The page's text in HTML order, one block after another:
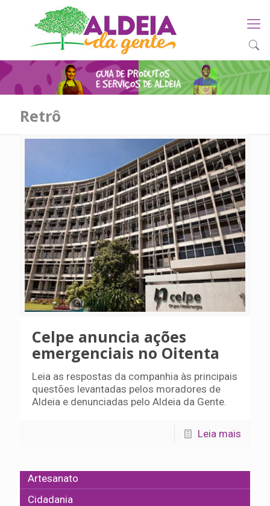
Retrô
Celpe anuncia ações
emergenciais no Oitenta
Leia as respostas da companhia às principais
questões levantadas pelos moradores de
Aldeia e denunciadas pelo Aldeia da Gente.
Leia mais
Artesanato
Cidadania